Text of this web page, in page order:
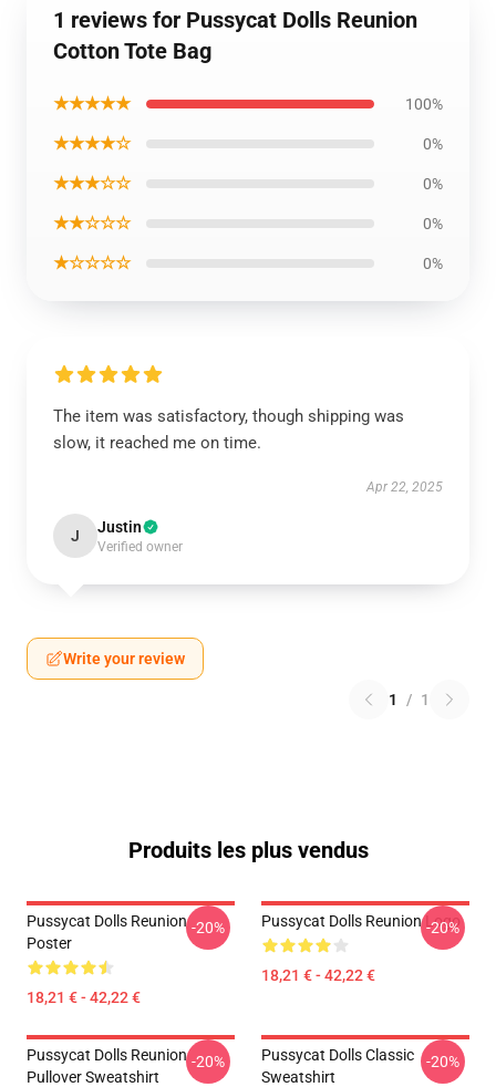
1 reviews for Pussycat Dolls Reunion
Cotton Tote Bag
★★★★★ 100%
★★★★☆ 0%
★★★☆☆ 0%
★★☆☆☆ 0%
★☆☆☆☆ 0%
The item was satisfactory, though shipping was
slow, it reached me on time.
Apr 22, 2025
J Justin
Verified owner
Write your review
1 / 1
Produits les plus vendus
Pussycat Dolls Reunion
Poster
18,21 € - 42,22 €
-20% Pussycat Dolls Reunion Logo
18,21 € - 42,22 €
-20%
Pussycat Dolls Reunion
Pullover Sweatshirt
-20%
Pussycat Dolls Classic
Sweatshirt
-20%